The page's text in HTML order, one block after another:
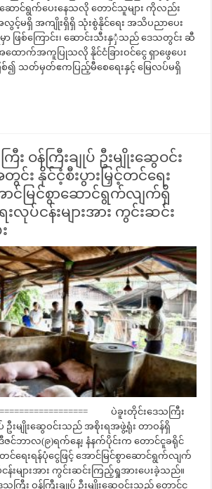
ောင်ရွက်ပေးနေသလို တောင်သူများ ကိုလည်း
င့်မရှိ အကျိုးရှိရှိ သုံးစွဲနိုင်ရေး အသိပညာပေး
မှာ ဖြစ်ကြောင်း၊ ဆောင်းသီးနှှံသည် ဒေသတွင်း ဆီ
က်အကူပြုသလို နိုင်ငံခြားဝင်ငွေ ရှာဖွေပေး
၍ သတ်မှတ်ဧကပြည့်မီစေရေးနှင့် မြေလပ်မရှိ
း ဝန်ကြီးချုပ် ဦးမျိုးဆွေဝင်း
း နိုင်ငံ့စီးပွားမြှင့်တင်ရေး
ာင်မြင်စွာဆောင်ရွက်လျက်ရှိ
းလုပ်ငန်းများအား ကွင်းဆင်း
ပဲခူးတိုင်းဒေသကြီး
ဦးမျိုးဆွေဝင်းသည် အစိုးရအဖွဲ့ရုံး တာဝန်ရှိ
ဇင်ဘာလ(၉)ရက်နေ့၊ နံနက်ပိုင်းက တောင်ငူခရိုင်
တင်ရေးရန်ပုံငွေဖြင့် အောင်မြင်စွာဆောင်ရွက်လျက်
န်းများအား ကွင်းဆင်းကြည့်ရှုအားပေးခဲ့သည်။
ြီး ဝန်ကြီးချုပ် ဦးမျိုးဆွေဝင်းသည် တောင်ငူ